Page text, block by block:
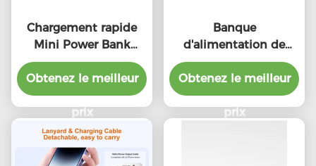
Chargement rapide
Mini Power Bank
10000mAh Matériau
ABS Noir / Blanc
Obtenez le meilleur
prix
Banque
d'alimentation de
charge rapide légère
10000mah Mini OEM
disponible
Obtenez le meilleur
prix